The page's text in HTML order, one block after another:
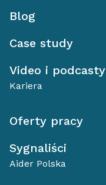
Blog
Case study
Video i podcasty
Kariera
Oferty pracy
Sygnaliści
Aider Polska